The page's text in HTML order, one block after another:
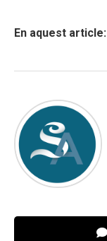
En aquest article: